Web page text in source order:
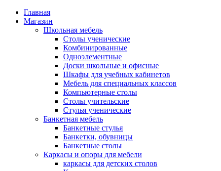
Главная
Магазин
Школьная мебель
Столы ученические
Комбинированные
Одноэлементные
Доски школьные и офисные
Шкафы для учебных кабинетов
Мебель для специальных классов
Компьютерные столы
Столы учительские
Стулья ученические
Банкетная мебель
Банкетные стулья
Банкетки, обувницы
Банкетные столы
Каркасы и опоры для мебели
каркасы для детских столов